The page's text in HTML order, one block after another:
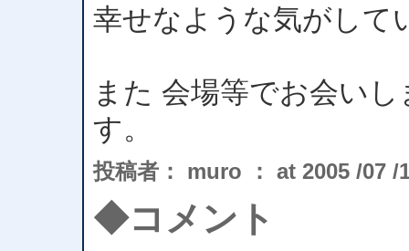
幸せなような気がして
また 会場等でお会い
す。
投稿者： muro ： at 2005 /07 /
◆コメント